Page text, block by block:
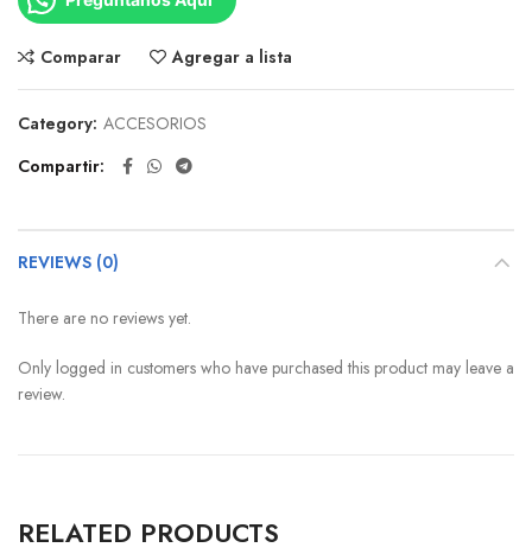
Comparar Agregar a lista
Category: ACCESORIOS
Compartir
REVIEWS (0)
There are no reviews yet.
Only logged in customers who have purchased this product may leave a
review.
RELATED PRODUCTS